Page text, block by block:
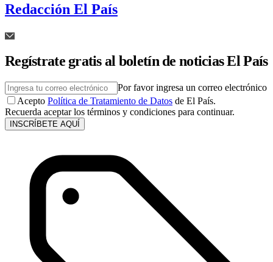
Redacción El País
Regístrate gratis al boletín de noticias El País
Por favor ingresa un correo electrónico
Acepto Política de Tratamiento de Datos de El País.
Recuerda aceptar los términos y condiciones para continuar.
INSCRÍBETE AQUÍ